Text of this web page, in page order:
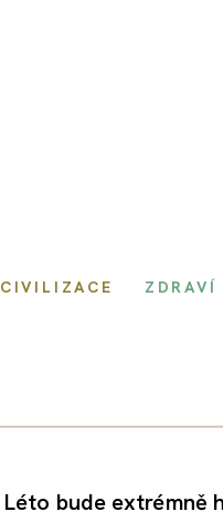
CIVILIZACE ZDRAVÍ
Léto bude extrémně